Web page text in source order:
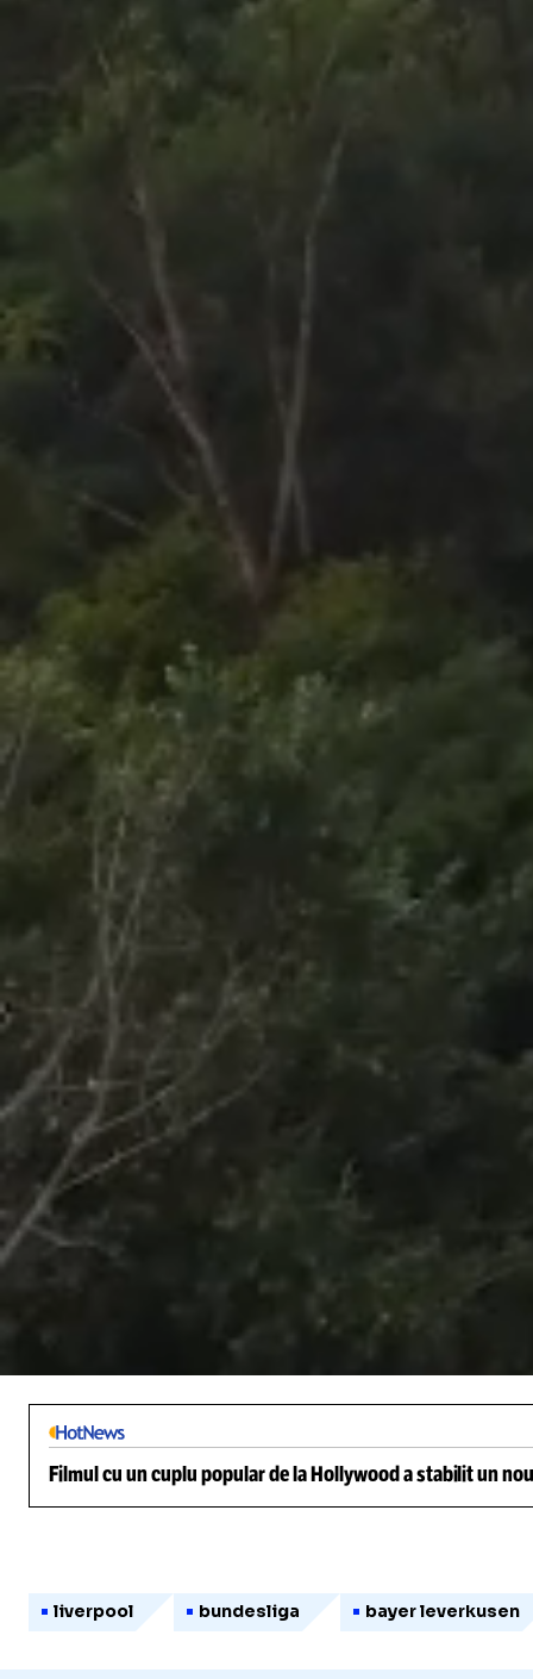
Filmul cu un cuplu popular de la Hollywood a stabilit un
liverpool bundesliga bayer leverkusen